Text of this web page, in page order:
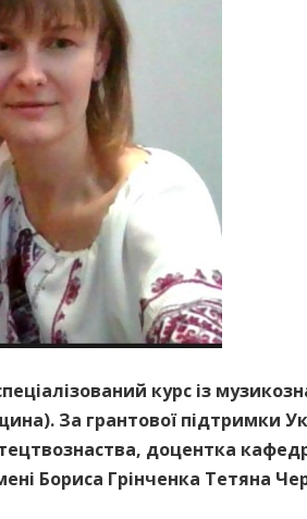
курс із
За грантової підтримки
доцентка
Бориса Грінченка Тетяна